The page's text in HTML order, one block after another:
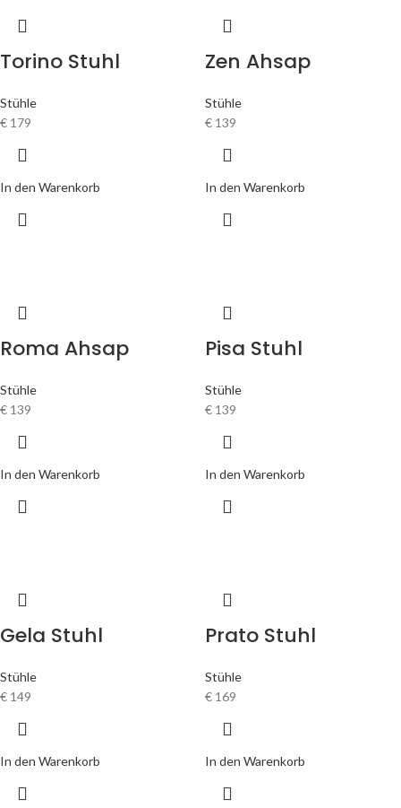
Torino Stuhl
Stühle
€ 179
In den Warenkorb
Zen Ahsap
Stühle
€ 139
In den Warenkorb
Roma Ahsap
Stühle
€ 139
In den Warenkorb
Pisa Stuhl
Stühle
€ 139
In den Warenkorb
Gela Stuhl
Stühle
€ 149
In den Warenkorb
Prato Stuhl
Stühle
€ 169
In den Warenkorb